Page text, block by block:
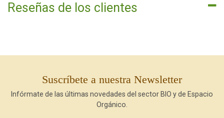
Reseñas de los clientes
Suscríbete a nuestra Newsletter
Infórmate de las últimas novedades del sector BIO y de Espacio
Orgánico.